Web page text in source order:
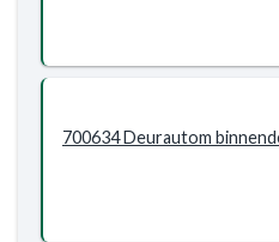
700634 Deurautom